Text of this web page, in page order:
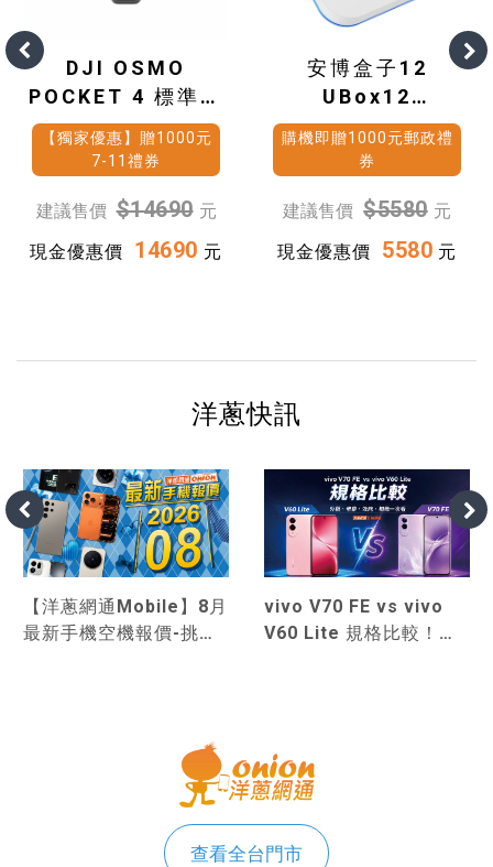
DJI OSMO
POCKET 4 標準套
裝
【獨家優惠】贈1000元
7-11禮券
建議售價 $14690 元
現金優惠價
14690 元
安博盒子12
UBox12
(4G+64G)
購機即贈1000元郵政禮
券
建議售價 $5580 元
現金優惠價
5580 元
洋蔥快訊
【洋蔥網通Mobile】8月
最新手機空機報價-挑戰
vivo V70 FE vs vivo
V60 Lite 規格比較！外
查看全台門市